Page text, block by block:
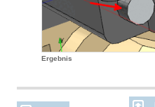
Ergebnis